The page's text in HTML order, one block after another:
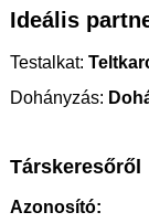
Ideális
Testalkat:
Dohányzás:
Társkeresőről
Azonosító: